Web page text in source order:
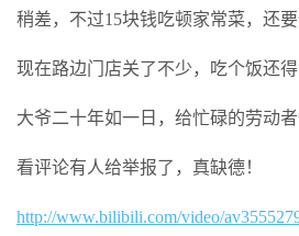
稍差，不过15块钱吃顿家常菜，还要
现在路边门店关了不少，吃个饭还得
大爷二十年如一日，给忙碌的劳动
看评论有人给举报了，真缺德！
http://www.bilibili.com/video/